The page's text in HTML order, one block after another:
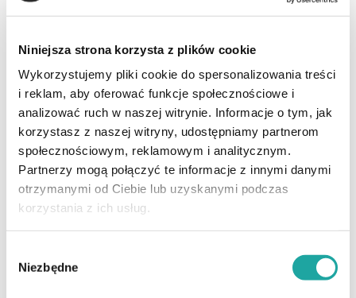
Niniejsza strona korzysta z plików cookie
Wykorzystujemy pliki cookie do spersonalizowania treści
i reklam, aby oferować funkcje społecznościowe i
analizować ruch w naszej witrynie. Informacje o tym, jak
korzystasz z naszej witryny, udostępniamy partnerom
społecznościowym, reklamowym i analitycznym.
Partnerzy mogą połączyć te informacje z innymi danymi
otrzymanymi od Ciebie lub uzyskanymi podczas
korzystania z ich usług.
zgody
Niezbędne